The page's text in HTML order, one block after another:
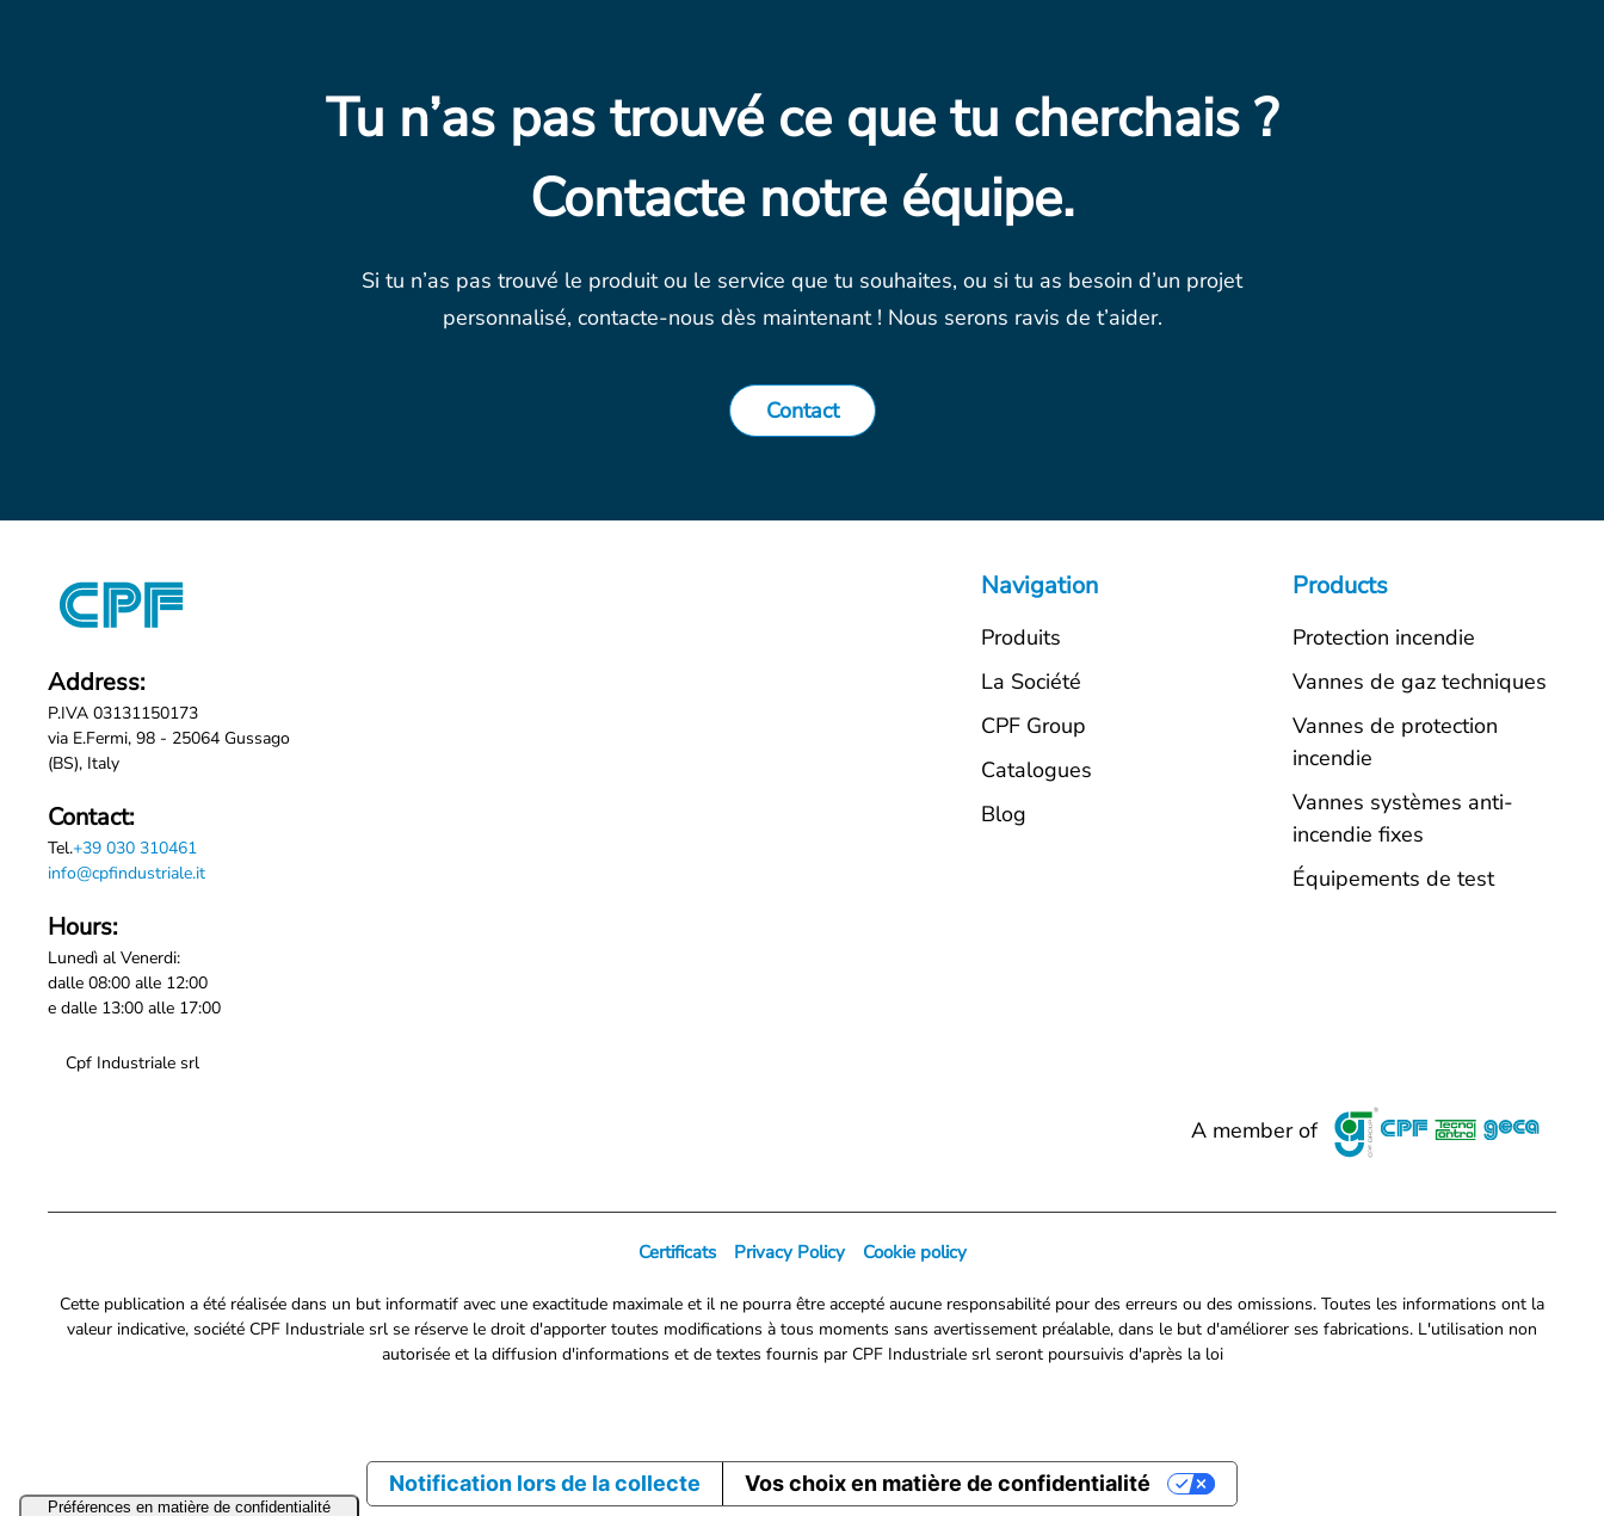
Tu n’as pas trouvé ce que tu cherchais ?
Contacte notre équipe.
Si tu n’as pas trouvé le produit ou le service que tu souhaites, ou si tu as besoin d’un projet
personnalisé, contacte-nous dès maintenant ! Nous serons ravis de t’aider.
Contact
Address:
P.IVA 03131150173
via E.Fermi, 98 - 25064 Gussago
(BS), Italy
Contact:
Tel.+39 030 310461
info@cpfindustriale.it
Hours:
Lunedì al Venerdi:
dalle 08:00 alle 12:00
e dalle 13:00 alle 17:00
Cpf Industriale srl
Navigation
Produits
La Société
CPF Group
Catalogues
Blog
Products
Protection incendie
Vannes de gaz techniques
Vannes de protection
incendie
Vannes systèmes anti-
incendie fixes
Équipements de test
A member of
Certificats Privacy Policy Cookie policy
Cette publication a été réalisée dans un but informatif avec une exactitude maximale et il ne pourra être accepté aucune responsabilité pour des erreurs ou des omissions. Toutes les informations ont la
valeur indicative, société CPF Industriale srl se réserve le droit d'apporter toutes modifications à tous moments sans avertissement préalable, dans le but d'améliorer ses fabrications. L'utilisation non
autorisée et la diffusion d'informations et de textes fournis par CPF Industriale srl seront poursuivis d'après la loi
Notification lors de la collecte Vos choix en matière de confidentialité